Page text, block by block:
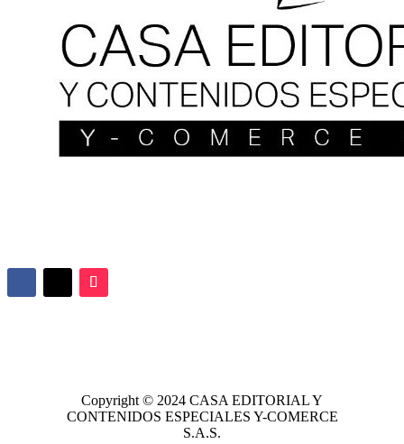
Copyright © 2024 CASA EDITORIALY
CONTENIDOS ESPECIALES Y-COMERCE
S.A.S.